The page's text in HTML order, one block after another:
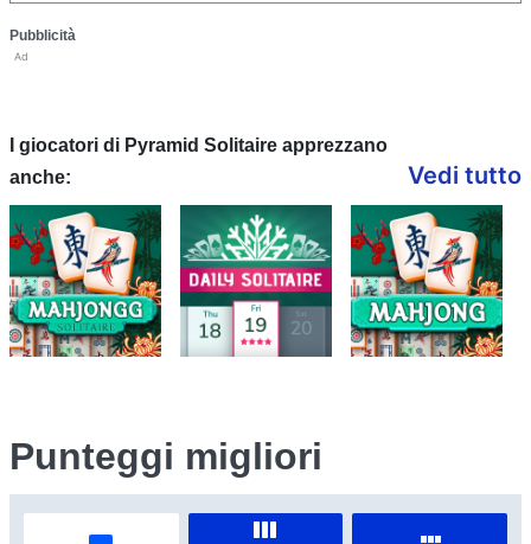
Pubblicità
Ad
I giocatori di Pyramid Solitaire apprezzano
anche:
Vedi tutto
Punteggi migliori